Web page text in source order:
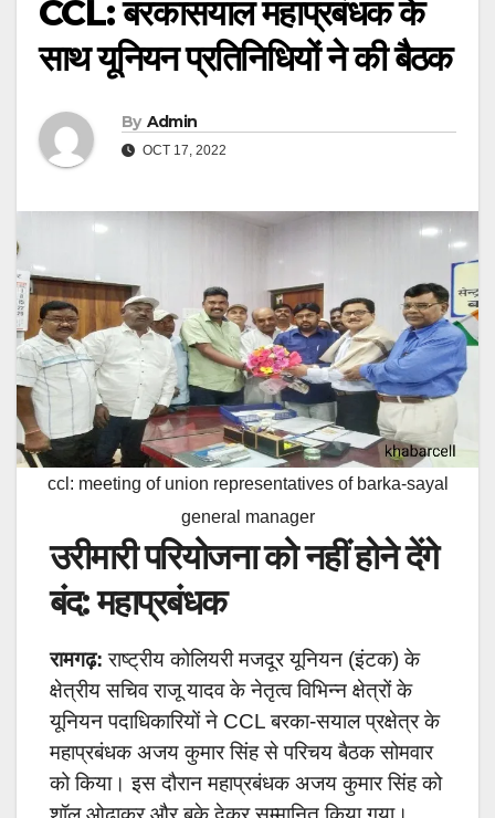
CCL: बरकासयाल महाप्रबंधक के
साथ यूनियन प्रतिनिधियों ने की बैठक
By Admin
OCT 17, 2022
ccl: meeting of union representatives of barka-sayal
general manager
उरीमारी परियोजना को नहीं होने देंगे
बंद: महाप्रबंधक
रामगढ़: राष्ट्रीय कोलियरी मजदूर यूनियन (इंटक) के
क्षेत्रीय सचिव राजू यादव के नेतृत्व विभिन्न क्षेत्रों के
यूनियन पदाधिकारियों ने CCL बरका-सयाल प्रक्षेत्र के
महाप्रबंधक अजय कुमार सिंह से परिचय बैठक सोमवार
को किया। इस दौरान महाप्रबंधक अजय कुमार सिंह को